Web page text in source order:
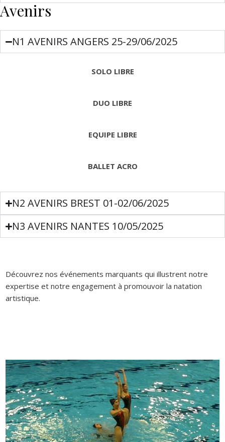
Avenirs
N1 AVENIRS ANGERS 25-29/06/2025
SOLO LIBRE
DUO LIBRE
EQUIPE LIBRE
BALLET ACRO
N2 AVENIRS BREST 01-02/06/2025
N3 AVENIRS NANTES 10/05/2025
Découvrez nos événements marquants qui illustrent notre
expertise et notre engagement à promouvoir la natation
artistique.